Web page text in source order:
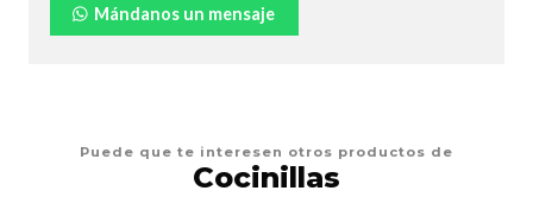
Mándanos un mensaje
Puede que te interesen otros productos de
Cocinillas